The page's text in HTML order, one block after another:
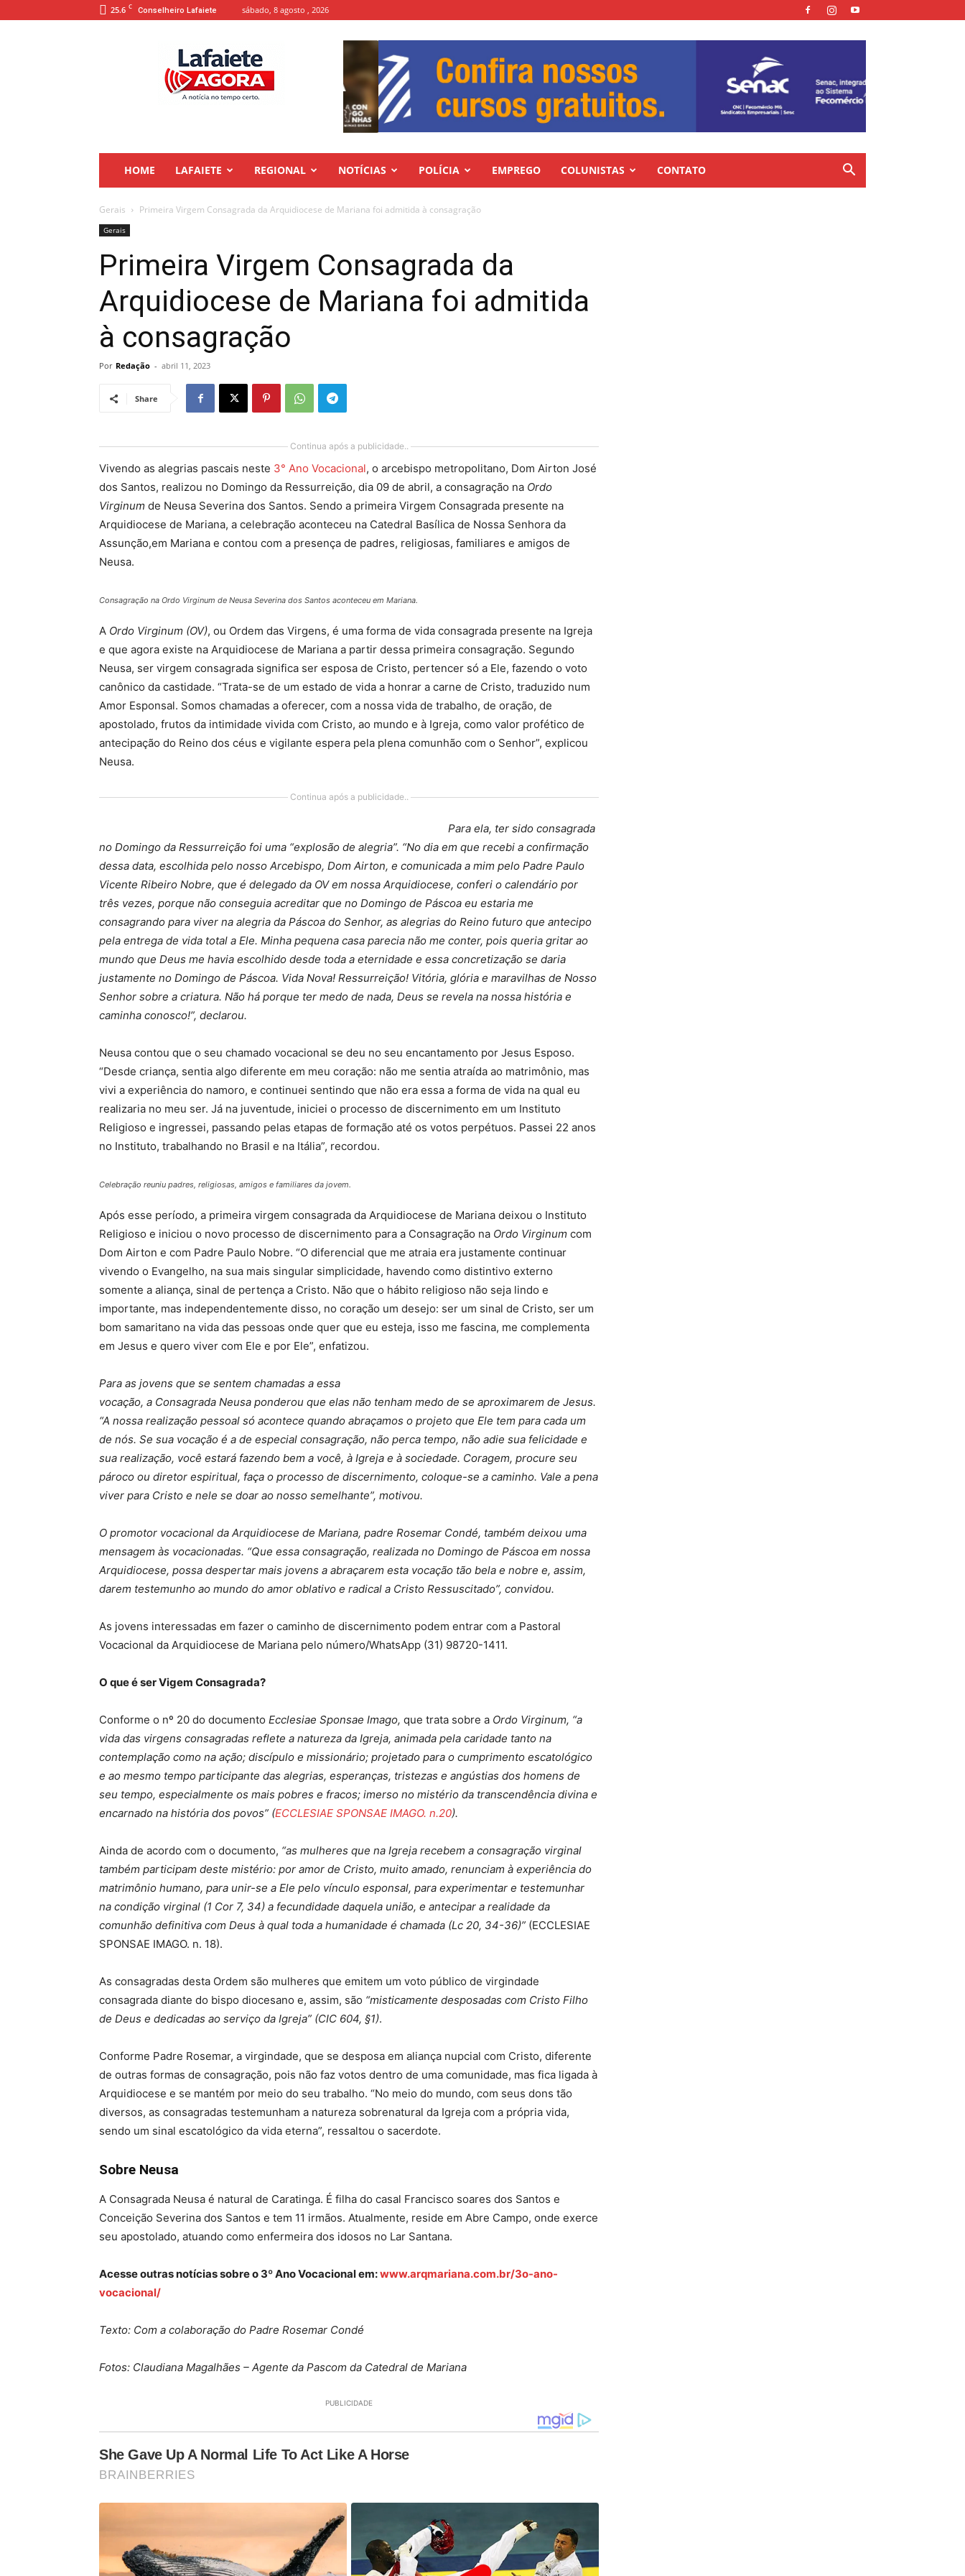
25.6 C Conselheiro Lafaiete sábado, 8 agosto , 2026
HOME LAFAIETE REGIONAL NOTÍCIAS POLÍCIA EMPREGO COLUNISTAS CONTATO
Gerais Primeira Virgem Consagrada da Arquidiocese de Mariana foi admitida à consagração
Gerais
Primeira Virgem Consagrada da
Arquidiocese de Mariana foi admitida
à consagração
Por Redação - abril 11, 2023
Share
Continua após a publicidade..
Vivendo as alegrias pascais neste 3° Ano Vocacional, o arcebispo metropolitano, Dom Airton José
dos Santos, realizou no Domingo da Ressurreição, dia 09 de abril, a consagração na Ordo
Virginum de Neusa Severina dos Santos. Sendo a primeira Virgem Consagrada presente na
Arquidiocese de Mariana, a celebração aconteceu na Catedral Basílica de Nossa Senhora da
Assunção,em Mariana e contou com a presença de padres, religiosas, familiares e amigos de
Neusa.
Consagração na Ordo Virginum de Neusa Severina dos Santos aconteceu em Mariana.
A Ordo Virginum (OV), ou Ordem das Virgens, é uma forma de vida consagrada presente na Igreja
e que agora existe na Arquidiocese de Mariana a partir dessa primeira consagração. Segundo
Neusa, ser virgem consagrada significa ser esposa de Cristo, pertencer só a Ele, fazendo o voto
canônico da castidade. “Trata-se de um estado de vida a honrar a carne de Cristo, traduzido num
Amor Esponsal. Somos chamadas a oferecer, com a nossa vida de trabalho, de oração, de
apostolado, frutos da intimidade vivida com Cristo, ao mundo e à Igreja, como valor profético de
antecipação do Reino dos céus e vigilante espera pela plena comunhão com o Senhor”, explicou
Neusa.
Continua após a publicidade..
Para ela, ter sido consagrada
no Domingo da Ressurreição foi uma “explosão de alegria”. “No dia em que recebi a confirmação
dessa data, escolhida pelo nosso Arcebispo, Dom Airton, e comunicada a mim pelo Padre Paulo
Vicente Ribeiro Nobre, que é delegado da OV em nossa Arquidiocese, conferi o calendário por
três vezes, porque não conseguia acreditar que no Domingo de Páscoa eu estaria me
consagrando para viver na alegria da Páscoa do Senhor, as alegrias do Reino futuro que antecipo
pela entrega de vida total a Ele. Minha pequena casa parecia não me conter, pois queria gritar ao
mundo que Deus me havia escolhido desde toda a eternidade e essa concretização se daria
justamente no Domingo de Páscoa. Vida Nova! Ressurreição! Vitória, glória e maravilhas de Nosso
Senhor sobre a criatura. Não há porque ter medo de nada, Deus se revela na nossa história e
caminha conosco!”, declarou.
Neusa contou que o seu chamado vocacional se deu no seu encantamento por Jesus Esposo.
“Desde criança, sentia algo diferente em meu coração: não me sentia atraída ao matrimônio, mas
vivi a experiência do namoro, e continuei sentindo que não era essa a forma de vida na qual eu
realizaria no meu ser. Já na juventude, iniciei o processo de discernimento em um Instituto
Religioso e ingressei, passando pelas etapas de formação até os votos perpétuos. Passei 22 anos
no Instituto, trabalhando no Brasil e na Itália”, recordou.
Celebração reuniu padres, religiosas, amigos e familiares da jovem.
Após esse período, a primeira virgem consagrada da Arquidiocese de Mariana deixou o Instituto
Religioso e iniciou o novo processo de discernimento para a Consagração na Ordo Virginum com
Dom Airton e com Padre Paulo Nobre. “O diferencial que me atraia era justamente continuar
vivendo o Evangelho, na sua mais singular simplicidade, havendo como distintivo externo
somente a aliança, sinal de pertença a Cristo. Não que o hábito religioso não seja lindo e
importante, mas independentemente disso, no coração um desejo: ser um sinal de Cristo, ser um
bom samaritano na vida das pessoas onde quer que eu esteja, isso me fascina, me complementa
em Jesus e quero viver com Ele e por Ele”, enfatizou.
Para as jovens que se sentem chamadas a essa
vocação, a Consagrada Neusa ponderou que elas não tenham medo de se aproximarem de Jesus.
“A nossa realização pessoal só acontece quando abraçamos o projeto que Ele tem para cada um
de nós. Se sua vocação é a de especial consagração, não perca tempo, não adie sua felicidade e
sua realização, você estará fazendo bem a você, à Igreja e à sociedade. Coragem, procure seu
pároco ou diretor espiritual, faça o processo de discernimento, coloque-se a caminho. Vale a pena
viver para Cristo e nele se doar ao nosso semelhante”, motivou.
O promotor vocacional da Arquidiocese de Mariana, padre Rosemar Condé, também deixou uma
mensagem às vocacionadas. “Que essa consagração, realizada no Domingo de Páscoa em nossa
Arquidiocese, possa despertar mais jovens a abraçarem esta vocação tão bela e nobre e, assim,
darem testemunho ao mundo do amor oblativo e radical a Cristo Ressuscitado”, convidou.
As jovens interessadas em fazer o caminho de discernimento podem entrar com a Pastoral
Vocacional da Arquidiocese de Mariana pelo número/WhatsApp (31) 98720-1411.
O que é ser Vigem Consagrada?
Conforme o nº 20 do documento Ecclesiae Sponsae Imago, que trata sobre a Ordo Virginum, “a
vida das virgens consagradas reflete a natureza da Igreja, animada pela caridade tanto na
contemplação como na ação; discípulo e missionário; projetado para o cumprimento escatológico
e ao mesmo tempo participante das alegrias, esperanças, tristezas e angústias dos homens de
seu tempo, especialmente os mais pobres e fracos; imerso no mistério da transcendência divina e
encarnado na história dos povos” (ECCLESIAE SPONSAE IMAGO. n.20).
Ainda de acordo com o documento, “as mulheres que na Igreja recebem a consagração virginal
também participam deste mistério: por amor de Cristo, muito amado, renunciam à experiência do
matrimônio humano, para unir-se a Ele pelo vínculo esponsal, para experimentar e testemunhar
na condição virginal (1 Cor 7, 34) a fecundidade daquela união, e antecipar a realidade da
comunhão definitiva com Deus à qual toda a humanidade é chamada (Lc 20, 34-36)” (ECCLESIAE
SPONSAE IMAGO. n. 18).
As consagradas desta Ordem são mulheres que emitem um voto público de virgindade
consagrada diante do bispo diocesano e, assim, são “misticamente desposadas com Cristo Filho
de Deus e dedicadas ao serviço da Igreja” (CIC 604, §1).
Conforme Padre Rosemar, a virgindade, que se desposa em aliança nupcial com Cristo, diferente
de outras formas de consagração, pois não faz votos dentro de uma comunidade, mas fica ligada à
Arquidiocese e se mantém por meio do seu trabalho. “No meio do mundo, com seus dons tão
diversos, as consagradas testemunham a natureza sobrenatural da Igreja com a própria vida,
sendo um sinal escatológico da vida eterna”, ressaltou o sacerdote.
Sobre Neusa
A Consagrada Neusa é natural de Caratinga. É filha do casal Francisco soares dos Santos e
Conceição Severina dos Santos e tem 11 irmãos. Atualmente, reside em Abre Campo, onde exerce
seu apostolado, atuando como enfermeira dos idosos no Lar Santana.
Acesse outras notícias sobre o 3º Ano Vocacional em:www.arqmariana.com.br/3o-ano-
vocacional/
Texto: Com a colaboração do Padre Rosemar Condé
Fotos: Claudiana Magalhães – Agente da Pascom da Catedral de Mariana
PUBLICIDADE